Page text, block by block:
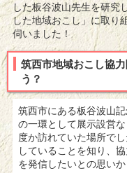
した板谷波山先生を研究
した地域おこし」に取り
伺いました！
筑西市地域おこし協
う？
筑西市にある板谷波山
の一環として展示設営
度か訪れていた場所で
していることを知り、
を発信したいとの思い